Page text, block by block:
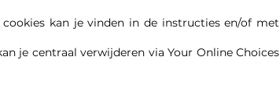
kan je vinden in de instructies en/of met
je centraal verwijderen via Your Online Choices